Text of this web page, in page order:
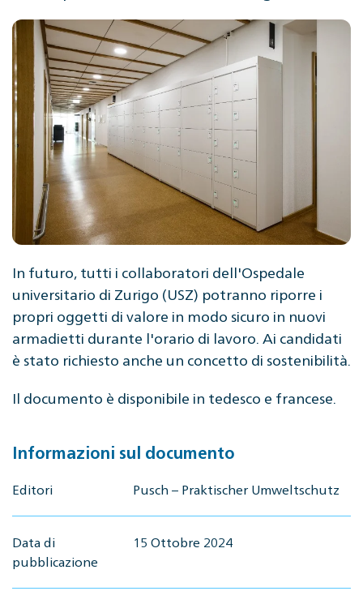
In futuro, tutti i collaboratori dell'Ospedale
universitario di Zurigo (USZ) potranno riporre i
propri oggetti di valore in modo sicuro in nuovi
armadietti durante l'orario di lavoro. Ai candidati
è stato richiesto anche un concetto di sostenibilità.
Il documento è disponibile in tedesco e francese.
Informazioni sul documento
Editori Pusch – Praktischer Umweltschutz
Data di
pubblicazione
15 Ottobre 2024